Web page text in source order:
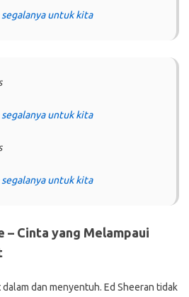
untuk kita
untuk kita
untuk kita
– Cinta yang Melampaui
dan menyentuh. Ed Sheeran tidak